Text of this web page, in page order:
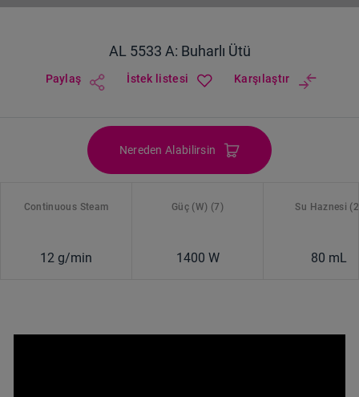
AL 5533 A: Buharlı Ütü
Paylaş İstek listesi Karşılaştır
Nereden Alabilirsin
Continuous Steam
12 g/min
Güç (W) (7)
1400 W
Su Haznesi
80 mL